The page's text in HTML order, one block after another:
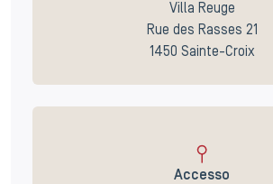
Villa Reuge
Rue des Rasses 21
1450 Sainte-Croix
Accesso